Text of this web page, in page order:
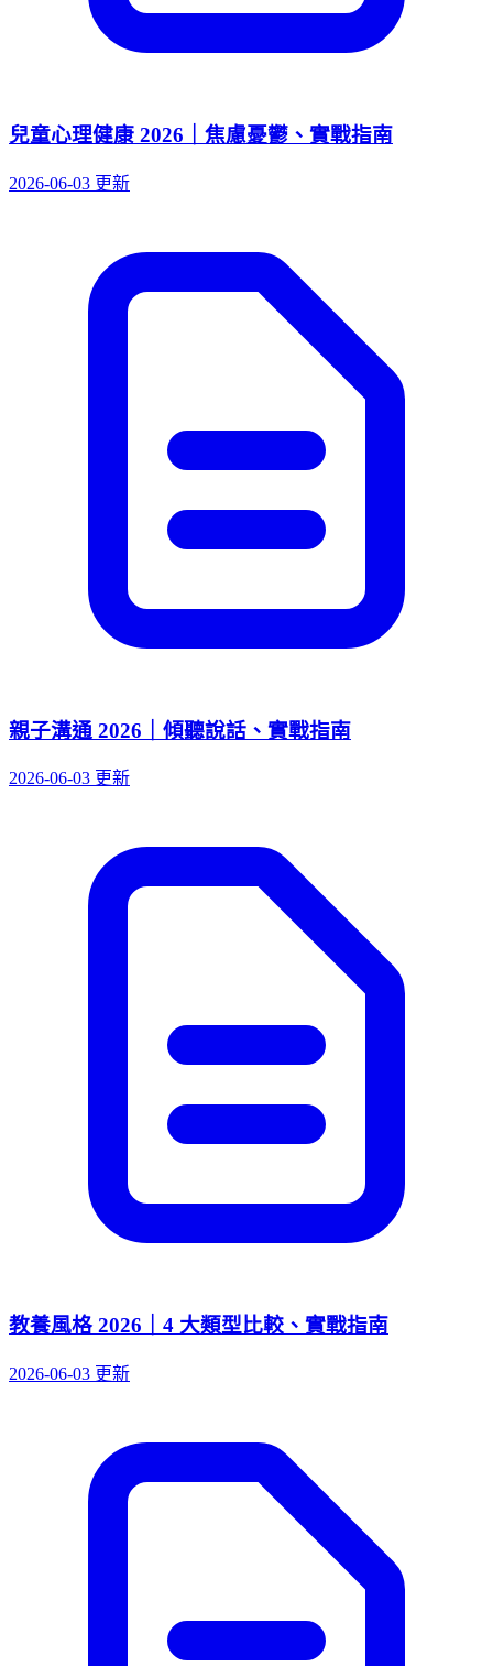
兒童心理健康 2026｜焦慮憂鬱、實戰指南
2026-06-03 更新
親子溝通 2026｜傾聽說話、實戰指南
2026-06-03 更新
教養風格 2026｜4 大類型比較、實戰指南
2026-06-03 更新